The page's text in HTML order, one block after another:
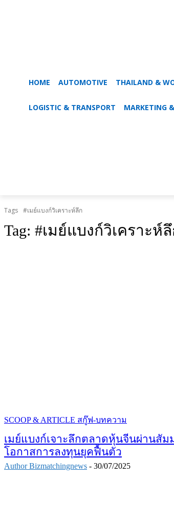
HOME AUTOMOTIVE THAILAND &
LOGISTIC & TRANSPORT MARKETING
Tags #เมย์แบงก์วิเคราะห์ลึก
Tag: #เมย์แบงก์วิเคราะห์
SCOOP & ARTICLE สกู๊ฟ-บทความ
เมย์แบงก์เจาะลึกตลาดหุ้นจีนผ่านสัม
โอกาสการลงทุนยุคฟื้นตัว
Author Bizmatchingnews - 30/07/2025